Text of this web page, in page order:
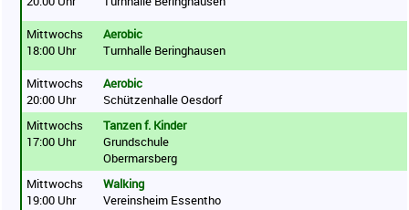
Mittwochs
18:00 Uhr
Aerobic
Turnhalle Beringhausen
Mittwochs
20:00 Uhr
Aerobic
Schützenhalle Oesdorf
Mittwochs
17:00 Uhr
Tanzen f. Kinder
Grundschule
Obermarsberg
Mittwochs
19:00 Uhr
Walking
Vereinsheim Essentho